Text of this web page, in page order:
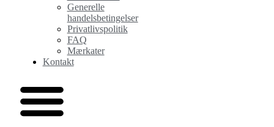
Generelle
handelsbetingelser
Privatlivspolitik
FAQ
Mærkater
Kontakt